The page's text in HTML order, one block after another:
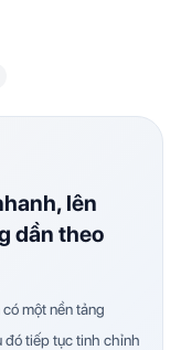
lên
dần theo
một nền tảng
đó tiếp tục tinh chỉnh